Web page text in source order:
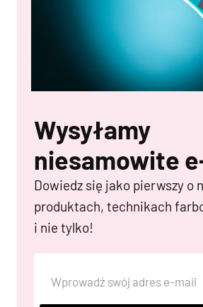
Wysyłamy
niesamowite
Dowiedz się jako pierwszy o
produktach, technikach
i nie tylko!